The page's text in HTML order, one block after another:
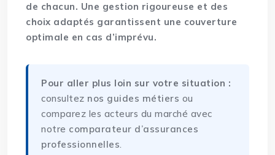
de chacun. Une gestion rigoureuse et des
choix adaptés garantissent une couverture
optimale en cas d’imprévu.
Pour aller plus loin sur votre situation :
consultez nos guides métiers ou
comparez les acteurs du marché avec
notre comparateur d’assurances
professionnelles.